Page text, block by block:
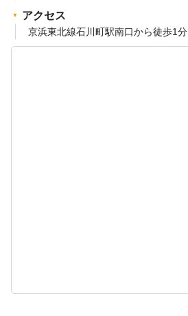
アクセス
京浜東北線石川町駅南口から徒歩1分